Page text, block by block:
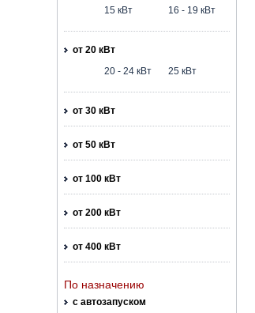
15 кВт
16 - 19 кВт
от 20 кВт
20 - 24 кВт
25 кВт
от 30 кВт
от 50 кВт
от 100 кВт
от 200 кВт
от 400 кВт
По назначению
с автозапуском